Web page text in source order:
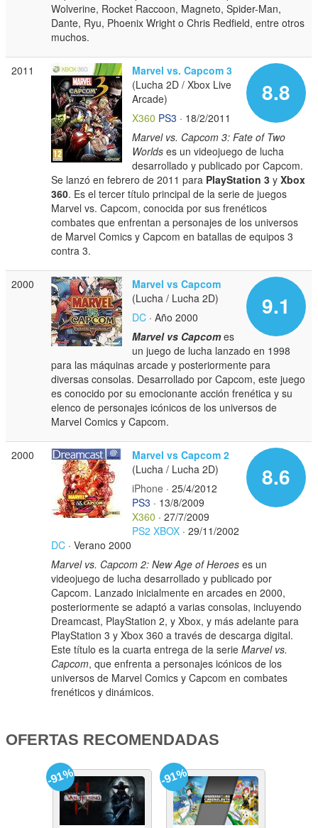
Wolverine, Rocket Raccoon, Magneto, Spider-Man,
Dante, Ryu, Phoenix Wright o Chris Redfield, entre otros
muchos.
2011
8.8
Marvel vs. Capcom 3
(Lucha 2D / Xbox Live
Arcade)
X360 PS3 · 18/2/2011
Marvel vs. Capcom 3: Fate of Two
Worlds es un videojuego de lucha
desarrollado y publicado por Capcom.
Se lanzó en febrero de 2011 para PlayStation 3 yXbox
360. Es el tercer título principal de la serie de juegos
Marvel vs. Capcom, conocida por sus frenéticos
combates que enfrentan a personajes de los universos
de Marvel Comics y Capcom en batallas de equipos 3
contra 3.
2000
9.1
Marvel vs Capcom
(Lucha / Lucha 2D)
DC · Año 2000
Marvel vs Capcomes
un juego de lucha lanzado en 1998
para las máquinas arcade y posteriormente para
diversas consolas. Desarrollado por Capcom, este juego
es conocido por su emocionante acción frenética y su
elenco de personajes icónicos de los universos de
Marvel Comics y Capcom.
2000
8.6
Marvel vs Capcom 2
(Lucha / Lucha 2D)
iPhone · 25/4/2012
PS3 · 13/8/2009
X360 · 27/7/2009
PS2 XBOX · 29/11/2002
DC · Verano 2000
Marvel vs. Capcom 2: New Age of Heroes es un
videojuego de lucha desarrollado y publicado por
Capcom. Lanzado inicialmente en arcades en 2000,
posteriormente se adaptó a varias consolas, incluyendo
Dreamcast, PlayStation 2, y Xbox, y más adelante para
PlayStation 3 y Xbox 360 a través de descarga digital.
Este título es la cuarta entrega de la serieMarvel vs.
Capcom, que enfrenta a personajes icónicos de los
universos de Marvel Comics y Capcom en combates
frenéticos y dinámicos.
OFERTAS RECOMENDADAS
-91% -91%